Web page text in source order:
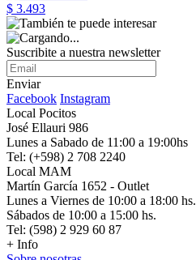
$ 3.493
Suscribite a nuestra newsletter
Enviar
Facebook Instagram
Local Pocitos
José Ellauri 986
Lunes a Sabado de 11:00 a 19:00hs
Tel: (+598) 2 708 2240
Local MAM
Martín García 1652 - Outlet
Lunes a Viernes de 10:00 a 18:00 hs.
Sábados de 10:00 a 15:00 hs.
Tel: (598) 2 929 60 87
+ Info